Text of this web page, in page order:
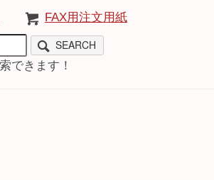
FAX用注文用紙
SEARCH
できます！